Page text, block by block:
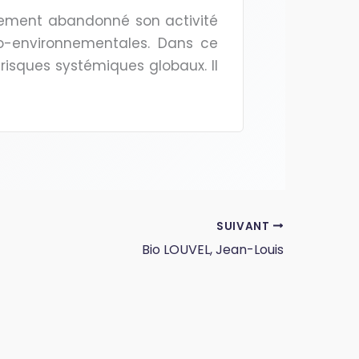
abandonné son activité
environnementales. Dans ce
systémiques globaux. Il
SUIVANT
Bio LOUVEL, Jean-Louis